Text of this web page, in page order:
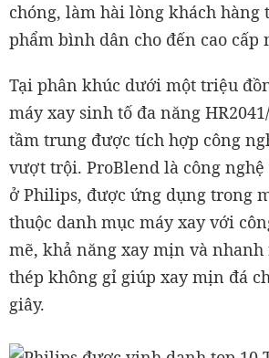
chóng, làm hài lòng khách hàng
phẩm bình dân cho đến cao cấp
Tại phân khúc dưới một triệu
máy xay sinh tố đa năng
tầm trung được tích hợp công
vượt trội. ProBlend là công
ở Philips, được ứng dụng trong
thuộc danh mục máy xay với
mẽ, khả năng xay mịn và
thép không gỉ giúp xay mịn đá
giây.